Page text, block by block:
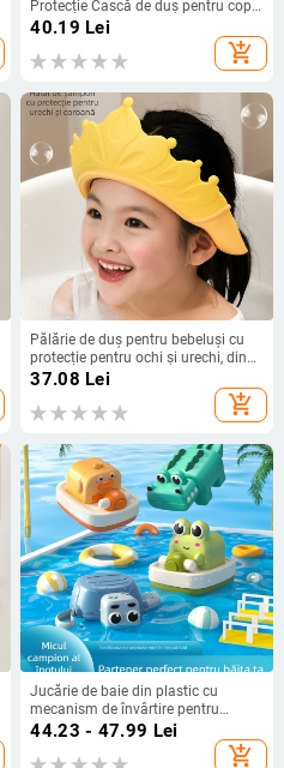
Protecție Cască de duș pentru copii
Capac de șampon Capac de
șampon Capac de duș pentru
bebeluși Reglabil
40.19 Lei
add_shopping_cart
Pălărie de duș pentru bebeluși cu
protecție pentru ochi și urechi, din
polipropilenă, reglabilă,
37.08 Lei
add_shopping_cart
Jucărie de baie din plastic cu
mecanism de învârtire pentru
sugari 0–2 ani – animale
disponibilă
44.23 - 47.99 Lei
add_shopping_cart